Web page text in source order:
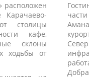
расположен
Карачаево-
столицы
кафе,
склоны
ходьбы от